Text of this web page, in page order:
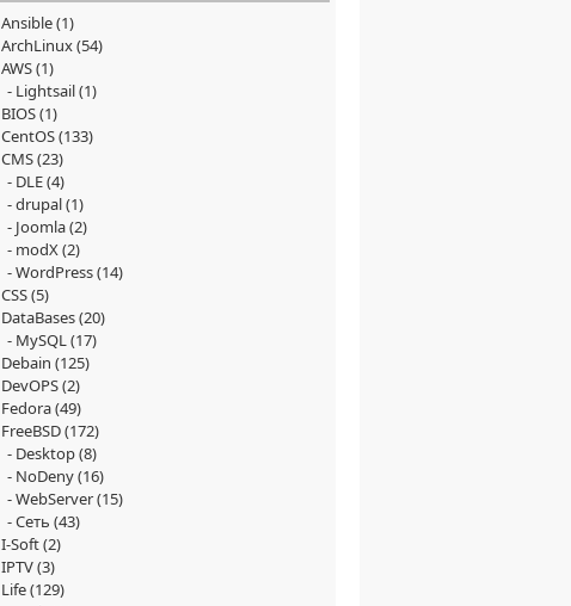
Ansible(1)
ArchLinux(54)
AWS(1)
Lightsail(1)
BIOS(1)
CentOS(133)
CMS(23)
DLE(4)
drupal(1)
Joomla(2)
modX(2)
WordPress(14)
CSS(5)
DataBases(20)
MySQL(17)
Debain (125)
DevOPS(2)
Fedora(49)
FreeBSD(172)
Desktop(8)
NoDeny(16)
WebServer(15)
Сеть (43)
I-Soft(2)
IPTV(3)
Life(129)